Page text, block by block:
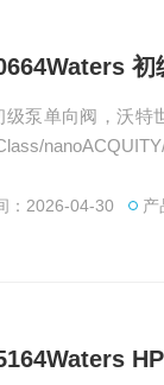
初
级泵单向阀，沃特
：2026-04-30 产